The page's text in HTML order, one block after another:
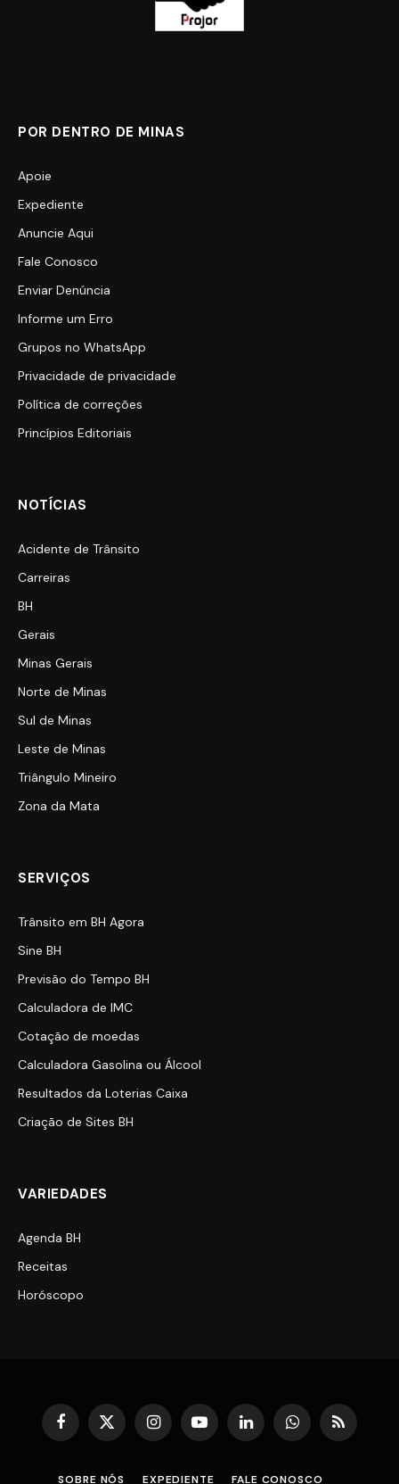
POR DENTRO DE MINAS
Apoie
Expediente
Anuncie Aqui
Fale Conosco
Enviar Denúncia
Informe um Erro
Grupos no WhatsApp
Privacidade de privacidade
Política de correções
Princípios Editoriais
NOTÍCIAS
Acidente de Trânsito
Carreiras
BH
Gerais
Minas Gerais
Norte de Minas
Sul de Minas
Leste de Minas
Triângulo Mineiro
Zona da Mata
SERVIÇOS
Trânsito em BH Agora
Sine BH
Previsão do Tempo BH
Calculadora de IMC
Cotação de moedas
Calculadora Gasolina ou Álcool
Resultados da Loterias Caixa
Criação de Sites BH
VARIEDADES
Agenda BH
Receitas
Horóscopo
Facebook
X
InstagramYouTubeLinkedInWhatsAppRSS
SOBRE NÓS EXPEDIENTE FALE CONOSCO